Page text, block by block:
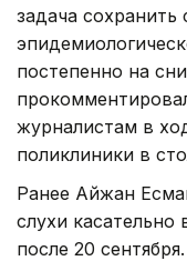
задача сохранить
постепенно на
журналистам в
поликлиники в
Ранее Айжан
слухи касательно
после 20 сентября.